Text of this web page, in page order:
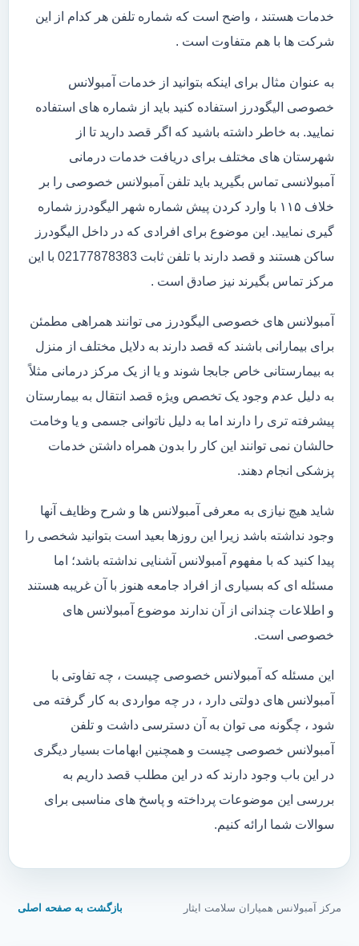
خدمات هستند ، واضح است که شماره تلفن هر کدام از این
شرکت ها با هم متفاوت است .
به عنوان مثال برای اینکه بتوانید از خدمات آمبولانس
خصوصی الیگودرز استفاده کنید باید از شماره های استفاده
نمایید. به خاطر داشته باشید که اگر قصد دارید تا از
شهرستان های مختلف برای دریافت خدمات درمانی
آمبولانسی تماس بگیرید باید تلفن آمبولانس خصوصی را بر
خلاف ۱۱۵ با وارد کردن پیش شماره شهر الیگودرز شماره
گیری نمایید. این موضوع برای افرادی که در داخل الیگودرز
ساکن هستند و قصد دارند با تلفن ثابت 02177878383 با این
مرکز تماس بگیرند نیز صادق است .
آمبولانس های خصوصی الیگودرز می توانند همراهی مطمئن
برای بیمارانی باشند که قصد دارند به دلایل مختلف از منزل
به بیمارستانی خاص جابجا شوند و یا از یک مرکز درمانی مثلاً
به دلیل عدم وجود یک تخصص ویژه قصد انتقال به بیمارستان
پیشرفته تری را دارند اما به دلیل ناتوانی جسمی و یا وخامت
حالشان نمی توانند این کار را بدون همراه داشتن خدمات
پزشکی انجام دهند.
شاید هیچ نیازی به معرفی آمبولانس ها و شرح وظایف آنها
وجود نداشته باشد زیرا این روزها بعید است بتوانید شخصی را
پیدا کنید که با مفهوم آمبولانس آشنایی نداشته باشد؛ اما
مسئله ای که بسیاری از افراد جامعه هنوز با آن غریبه هستند
و اطلاعات چندانی از آن ندارند موضوع آمبولانس های
خصوصی است.
این مسئله که آمبولانس خصوصی چیست ، چه تفاوتی با
آمبولانس های دولتی دارد ، در چه مواردی به کار گرفته می
شود ، چگونه می توان به آن دسترسی داشت و تلفن
آمبولانس خصوصی چیست و همچنین ابهامات بسیار دیگری
در این باب وجود دارند که در این مطلب قصد داریم به
بررسی این موضوعات پرداخته و پاسخ های مناسبی برای
سوالات شما ارائه کنیم.
مرکز آمبولانس همیاران سلامت ایثار بازگشت به صفحه اصلی